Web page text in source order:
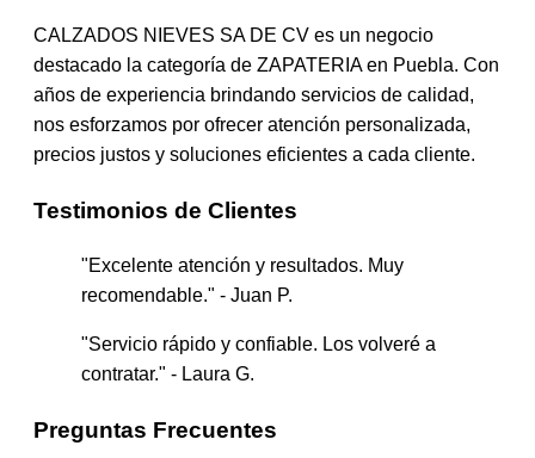
CALZADOS NIEVES SA DE CV es un negocio
destacado la categoría de ZAPATERIA en Puebla. Con
años de experiencia brindando servicios de calidad,
nos esforzamos por ofrecer atención personalizada,
precios justos y soluciones eficientes a cada cliente.
Testimonios de Clientes
"Excelente atención y resultados. Muy
recomendable." - Juan P.
"Servicio rápido y confiable. Los volveré a
contratar." - Laura G.
Preguntas Frecuentes